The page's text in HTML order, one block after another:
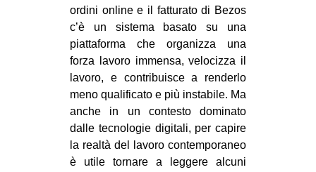
PRECARIATO
REPRESSIONE
STUDENTI
CULTURE
ARTE
CINEMA
MANIFESTI
ordini online e il fatturato di Bezos
c’è un sistema basato su una
piattaforma che organizza una
forza lavoro immensa, velocizza il
lavoro, e contribuisce a renderlo
meno qualificato e più instabile. Ma
anche in un contesto dominato
dalle tecnologie digitali, per capire
la realtà del lavoro contemporaneo
è utile tornare a leggere alcuni